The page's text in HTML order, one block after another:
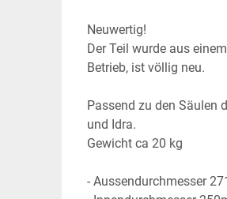
Neuwertig!
Der Teil wurde aus
Betrieb, ist völlig neu.
Passend zu den Säulen
und Idra.
Gewicht ca 20 kg
- Aussendurchmesser